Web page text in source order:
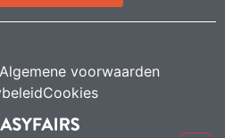
Algemene voorwaarden
Cookies